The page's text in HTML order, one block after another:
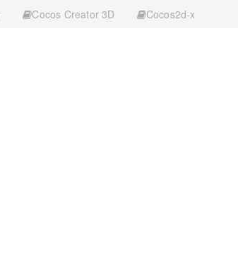
Cocos Creator 3D Cocos2d-x